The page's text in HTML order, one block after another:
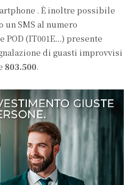
. È inoltre possibile
SMS al numero
POD (IT001E…) presente
di guasti improvvisi
803.500.